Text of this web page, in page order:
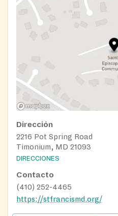
Dirección
2216 Pot Spring Road
Timonium, MD 21093
DIRECCIONES
Contacto
(410) 252-4465
https://stfrancismd.org/